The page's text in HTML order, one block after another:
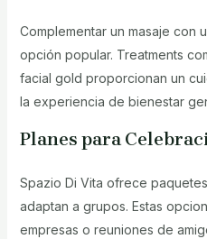
Complementar un masaje con
opción popular. Treatments
facial gold proporcionan un
la experiencia de bienestar
Planes para
Spazio Di Vita ofrece
adaptan a grupos. Estas
empresas o reuniones de